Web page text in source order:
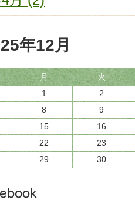
年12月
月
火
1
2
8
9
15
16
22
23
29 30